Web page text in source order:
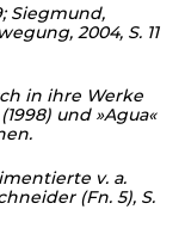
Siegmund,
2004, S. 11
in ihre Werke
und »Agua«
v. a.
(Fn. 5), S.